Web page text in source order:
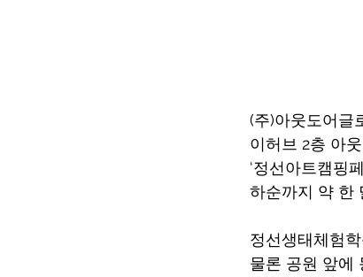
(주)아웃도어글
이허브 2층 아
‘정선아트캠핑
하순까지 약 한
정선생태체험
물론 공원 앞에